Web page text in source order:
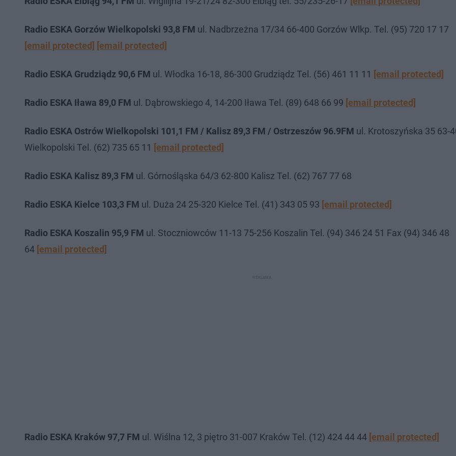
Radio ESKA Gorzów Wielkopolski 93,8 FM ul. Nadbrzeżna 17/34 66-400 Gorzów Wlkp. Tel. (95) 720 17 17
[email protected] [email protected]
Radio ESKA Grudziądz 90,6 FM ul. Włodka 16-18, 86-300 Grudziądz Tel. (56) 461 11 11 [email protected]
Radio ESKA Iława 89,0 FM ul. Dąbrowskiego 4, 14-200 Iława Tel. (89) 648 66 99 [email protected]
Radio ESKA Ostrów Wielkopolski 101,1 FM / Kalisz 89,3 FM / Ostrzeszów 96.9FM ul. Krotoszyńska 35 63-
Wielkopolski Tel. (62) 735 65 11 [email protected]
Radio ESKA Kalisz 89,3 FM ul. Górnośląska 64/3 62-800 Kalisz Tel. (62) 767 77 68
Radio ESKA Kielce 103,3 FM ul. Duża 24 25-320 Kielce Tel. (41) 343 05 93 [email protected]
Radio ESKA Koszalin 95,9 FM ul. Stoczniowców 11-13 75-256 Koszalin Tel. (94) 346 24 51 Fax (94) 346 48
64 [email protected]
Radio ESKA Kraków 97,7 FM ul. Wiślna 12, 3 piętro 31-007 Kraków Tel. (12) 424 44 44 [email protected]